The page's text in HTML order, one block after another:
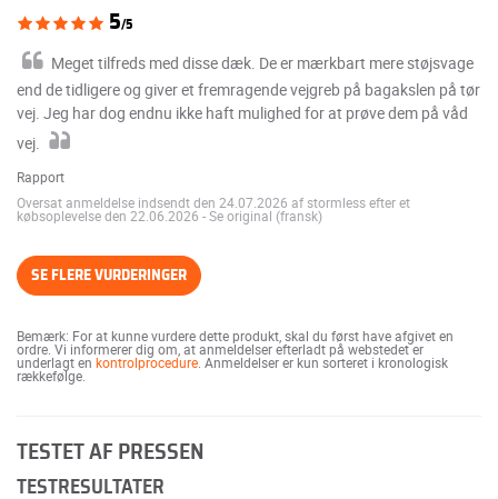
5/5
Meget tilfreds med disse dæk. De er mærkbart mere støjsvage
end de tidligere og giver et fremragende vejgreb på bagakslen på tør
vej. Jeg har dog endnu ikke haft mulighed for at prøve dem på våd
vej.
Rapport
Oversat anmeldelse indsendt den 24.07.2026 af stormless efter et
købsoplevelse den 22.06.2026 -Se original (fransk)
SE FLERE VURDERINGER
Bemærk: For at kunne vurdere dette produkt, skal du først have afgivet en
ordre. Vi informerer dig om, at anmeldelser efterladt på webstedet er
underlagt en kontrolprocedure . Anmeldelser er kun sorteret i kronologisk
rækkefølge.
TESTET AF PRESSEN
TESTRESULTATER